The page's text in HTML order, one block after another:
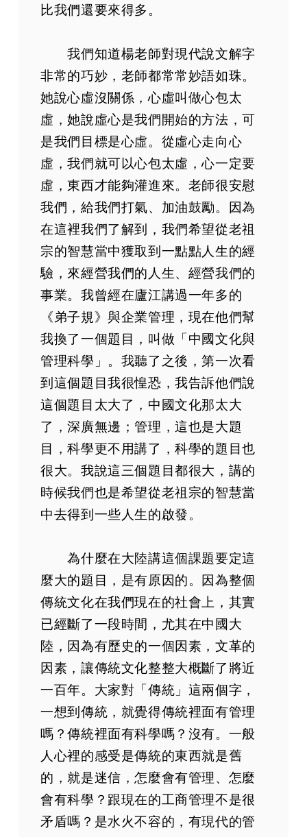
比我們還要來得多。
我們知道楊老師對現代說文解字
非常的巧妙，老師都常常妙語如珠。
她說心虛沒關係，心虛叫做心包太
虛，她說虛心是我們開始的方法，可
是我們目標是心虛。從虛心走向心
虛，我們就可以心包太虛，心一定要
虛，東西才能夠灌進來。老師很安慰
我們，給我們打氣、加油鼓勵。因為
在這裡我們了解到，我們希望從老祖
宗的智慧當中獲取到一點點人生的經
驗，來經營我們的人生、經營我們的
事業。我曾經在廬江講過一年多的
《弟子規》與企業管理，現在他們幫
我換了一個題目，叫做「中國文化與
管理科學」。我聽了之後，第一次看
到這個題目我很惶恐，我告訴他們說
這個題目太大了，中國文化那太大
了，深廣無邊；管理，這也是大題
目，科學更不用講了，科學的題目也
很大。我說這三個題目都很大，講的
時候我們也是希望從老祖宗的智慧當
中去得到一些人生的啟發。
為什麼在大陸講這個課題要定這
麼大的題目，是有原因的。因為整個
傳統文化在我們現在的社會上，其實
已經斷了一段時間，尤其在中國大
陸，因為有歷史的一個因素，文革的
因素，讓傳統文化整整大概斷了將近
一百年。大家對「傳統」這兩個字，
一想到傳統，就覺得傳統裡面有管理
嗎？傳統裡面有科學嗎？沒有。一般
人心裡的感受是傳統的東西就是舊
的，就是迷信，怎麼會有管理、怎麼
會有科學？跟現在的工商管理不是很
矛盾嗎？是水火不容的，有現代的管